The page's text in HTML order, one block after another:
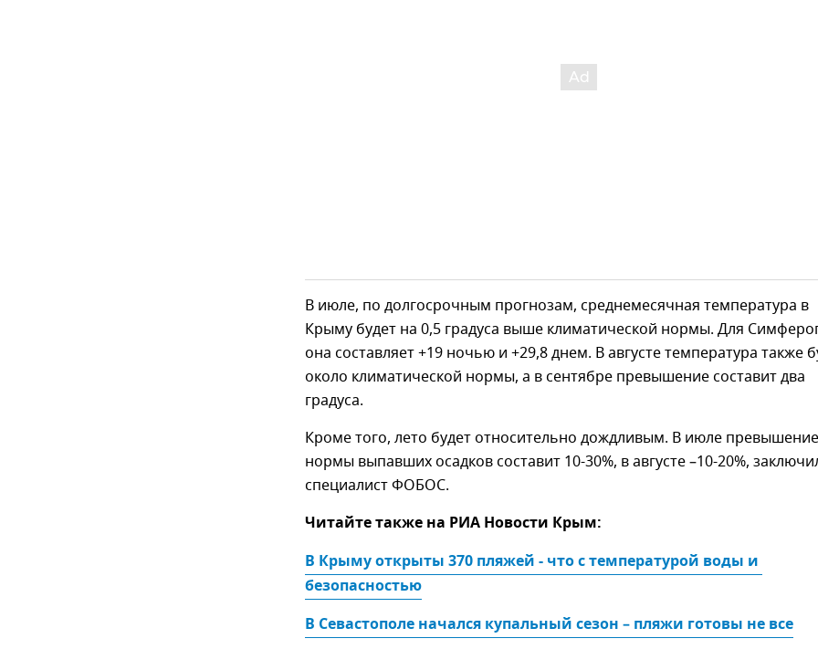
В июле, по долгосрочным прогнозам, среднемесячная температура в
Крыму будет на 0,5 градуса выше климатической нормы. Для
она составляет +19 ночью и +29,8 днем. В августе температура также
около климатической нормы, а в сентябре превышение составит два
градуса.
Кроме того, лето будет относительно дождливым. В июле превышение
нормы выпавших осадков составит 10-30%, в августе –10-20%,
специалист ФОБОС.
Читайте также на РИА Новости Крым:
В Крыму открыты 370 пляжей - что с температурой воды и
безопасностью
В Севастополе начался купальный сезон – пляжи готовы не все